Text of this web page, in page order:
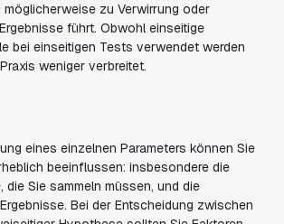
zu Verwirrung oder
führt. Obwohl einseitige
bei einseitigen Tests verwendet werden
weniger verbreitet.
eines einzelnen Parameters können Sie
beeinflussen: insbesondere die
die Sie sammeln müssen, und die
Bei der Entscheidung zwischen